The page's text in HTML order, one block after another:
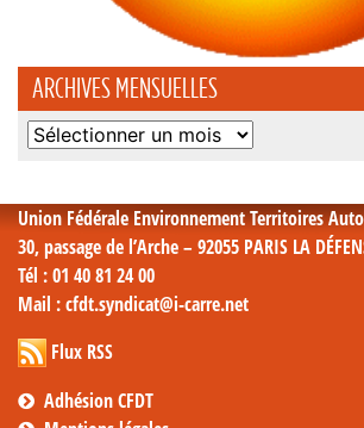
ARCHIVES MENSUELLES
Archives
Union Fédérale Environnement Territoires
30, passage de l’Arche – 92055 PARIS LA
Tél : 01 40 81 24 00
Mail : cfdt.syndicat@i-carre.net
Flux RSS
Adhésion CFDT